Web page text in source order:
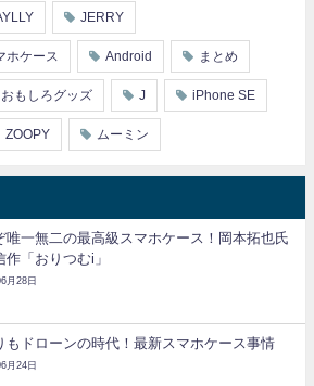
JERRY
ホケース Android まとめ
おもしろグッズ J iPhone SE
ZOOPY ムーミン
唯一無二の最高級スマホケース！岡本拓也氏
作「おりつむi」
月28日
もドローンの時代！最新スマホケース事情
月24日